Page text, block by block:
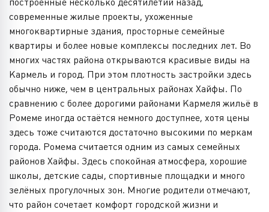
современные жилые проекты, ухоженные
многоквартирные здания, просторные семейные
квартиры и более новые комплексы последних лет. Во
многих частях района открываются красивые виды на
Кармель и город. При этом плотность застройки здесь
обычно ниже, чем в центральных районах Хайфы. По
сравнению с более дорогими районами Кармеля жильё в
Ромеме иногда остаётся немного доступнее, хотя цены
здесь тоже считаются достаточно высокими по меркам
города. Ромема считается одним из самых семейных
районов Хайфы. Здесь спокойная атмосфера, хорошие
школы, детские сады, спортивные площадки и много
зелёных прогулочных зон. Многие родители отмечают,
что район сочетает комфорт городской жизни и